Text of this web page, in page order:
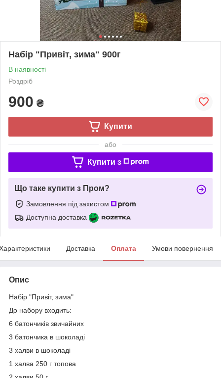
Набір "Привіт, зима" 900г
В наявності
Роздріб
900 ₴
Купити
або
Купити з
Що таке купити з Пром?
Замовлення під захистом
Доступна доставка
Доставка Оплата Умови повернення
Опис
Набір "Привіт, зима"
До набору входить:
6 батончиків звичайних
3 батончика в шоколаді
3 халви в шоколаді
1 халва 250 г топова